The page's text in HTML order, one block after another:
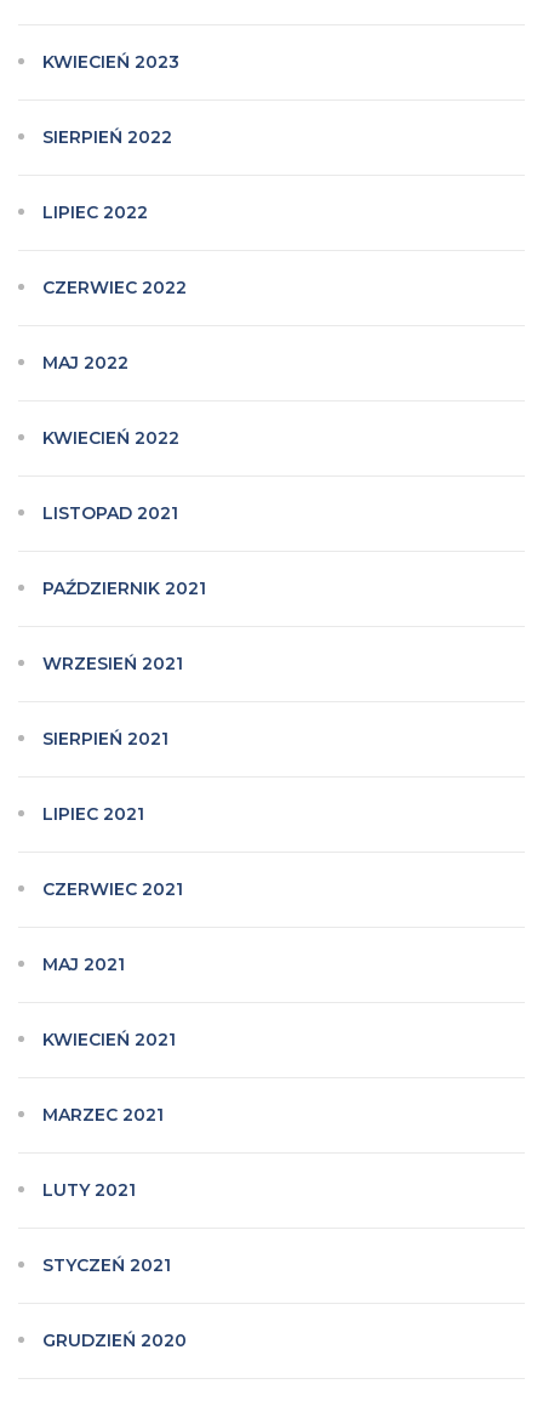
KWIECIEŃ 2023
SIERPIEŃ 2022
LIPIEC 2022
CZERWIEC 2022
MAJ 2022
KWIECIEŃ 2022
LISTOPAD 2021
PAŹDZIERNIK 2021
WRZESIEŃ 2021
SIERPIEŃ 2021
LIPIEC 2021
CZERWIEC 2021
MAJ 2021
KWIECIEŃ 2021
MARZEC 2021
LUTY 2021
STYCZEŃ 2021
GRUDZIEŃ 2020